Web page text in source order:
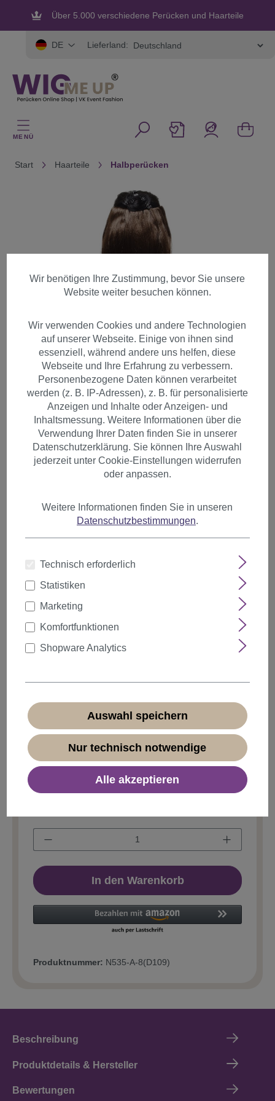
springenÜber 5.000 verschiedene Perücken und Haarteile
DE Lieferland:
MENÜ
Start Haarteile Halbperücken
Halbperücke Clip-in Haarteil 5
Klammern glatt braun N535-A-
8
Farbeauswählen
ab5 5% 4,27 €*
ab20 20% 3,60 €*
4,50 €*
* Preise inkl. MwSt. zzgl.Versandkosten
Sofort verfügbar, Lieferzeit 1-3 Tage
In den Warenkorb
Produktnummer: N535-A-8(D109)
Beschreibung
Produktdetails & Hersteller
Bewertungen
Wir benötigen Ihre Zustimmung, bevor Sie unsere
Website weiter besuchen können.
Wir verwenden Cookies und andere Technologien
auf unserer Webseite. Einige von ihnen sind
essenziell, während andere uns helfen, diese
Webseite und Ihre Erfahrung zu verbessern.
Personenbezogene Daten können verarbeitet
werden (z. B. IP-Adressen), z. B. für personalisierte
Anzeigen und Inhalte oder Anzeigen- und
Inhaltsmessung. Weitere Informationen über die
Verwendung Ihrer Daten finden Sie in unserer
Datenschutzerklärung. Sie können Ihre Auswahl
jederzeit unter Cookie-Einstellungen widerrufen
oder anpassen.
Weitere Informationen finden Sie in unseren
Datenschutzbestimmungen.
Technisch erforderlich
Statistiken
Marketing
Komfortfunktionen
Shopware Analytics
Auswahl speichern
Nur technisch notwendige
Alle akzeptieren